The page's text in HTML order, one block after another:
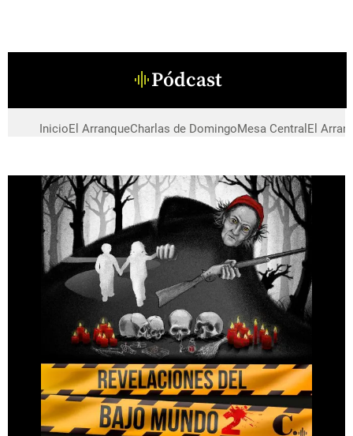
graphic_eqPódcast
InicioEl ArranqueCharlas de DomingoMesa Central El